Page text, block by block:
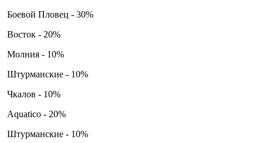
Боевой Пловец - 30%
Восток - 20%
Молния - 10%
Штурманские - 10%
Чкалов - 10%
Aquatico - 20%
Штурманские - 10%